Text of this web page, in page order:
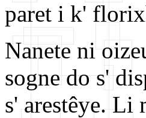
paret i k'
Nanete ni
sogne do s'
s' arestêye. Li